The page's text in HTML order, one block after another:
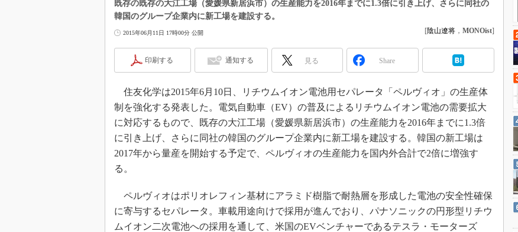
EdgeTech+
日本ものづくりワールド
AUTOMOTIVE WORLD
産業オープンネット展
組み込みモデリング
ISO26262
3Dプリンタ
S＆OP
インダストリー4.0
メイドインジャパン
植物工場
既存の既存の大江工場（愛媛県新居浜市）の生産能力を2016年までに1.3倍に引き上げ、さらに同社の
韓国のグループ企業内に新工場を建設する。
2015年06月11日 17時00分 公開 [陰山遼将 ， MONOist]
印刷する 通知する 見る Share
住友化学は2015年6月10日、リチウムイオン電池用セパレータ「ペルヴィオ」の生産体
制を強化する発表した。電気自動車（EV）の普及によるリチウムイオン電池の需要拡大
に対応するもので、既存の大江工場（愛媛県新居浜市）の生産能力を2016年までに1.3倍
に引き上げ、さらに同社の韓国のグループ企業内に新工場を建設する。韓国の新工場は
2017年から量産を開始する予定で、ペルヴィオの生産能力を国内外合計で2倍に増強す
る。
ペルヴィオはポリオレフィン基材にアラミド樹脂で耐熱層を形成した電池の安全性確保
に寄与するセパレータ。車載用途向けで採用が進んでおり、パナソニックの円形型リチウ
ムイオン二次電池への採用を通して、米国のEVベンチャーであるテスラ・モーターズ